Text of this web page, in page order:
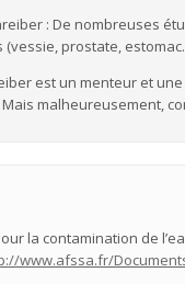
: De nombreuses
(vessie, prostate,
est un menteur et
malheureusement,
la contamination de
www.afssa.fr/